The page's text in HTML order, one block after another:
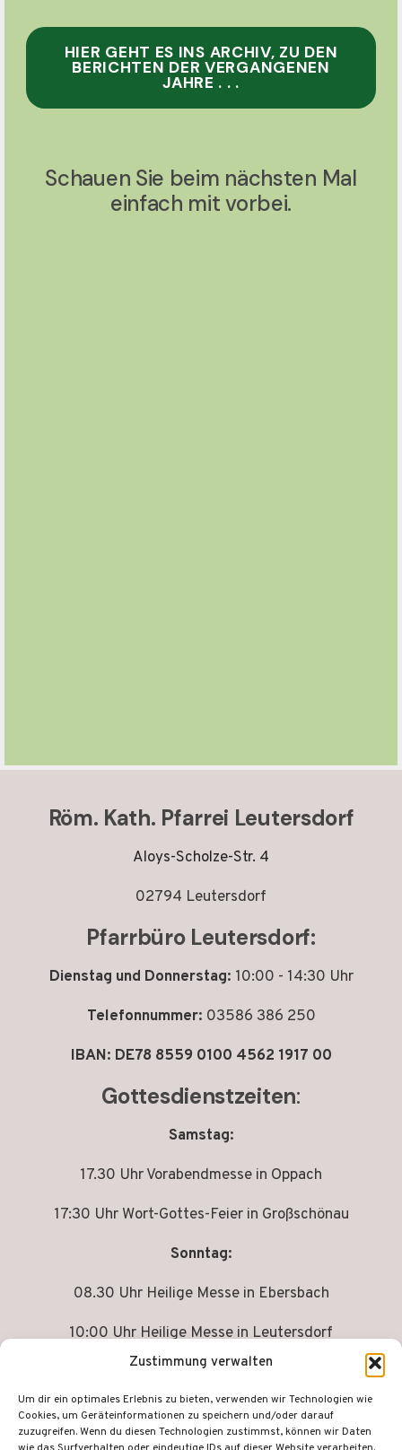
Zustimmung verwalten
Um dir ein optimales Erlebnis zu bieten, verwenden wir Technologien wie
Cookies, um Geräteinformationen zu speichern und/oder darauf
zuzugreifen. Wenn du diesen Technologien zustimmst, können wir Daten
HIER GEHT ES INS ARCHIV, ZU DEN
BERICHTEN DER VERGANGENEN
JAHRE . . .
Schauen Sie beim nächsten Mal
einfach mit vorbei.
Röm. Kath. Pfarrei Leutersdorf
Aloys-Scholze-Str. 4
02794 Leutersdorf
Pfarrbüro Leutersdorf:
Dienstag und Donnerstag: 10:00 - 14:30 Uhr
Telefonnummer: 03586 386 250
IBAN: DE78 8559 0100 4562 1917 00
Gottesdienstzeiten:
Samstag:
17.30 Uhr Vorabendmesse in Oppach
17:30 Uhr Wort-Gottes-Feier in Großschönau
Sonntag:
08.30 Uhr Heilige Messe in Ebersbach
10:00 Uhr Heilige Messe in Leutersdorf
© 2026 Röm. Kath. Pfarrei "Mariä Himmelfahrt"